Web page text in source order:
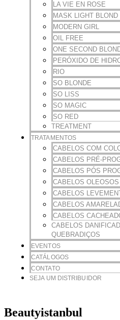
LA VIE EN ROSE
MASK LIGHT BLOND
MODERN GIRL
OIL FREE
ONE SECOND
PERÓXIDO DE
RIO
SO BLONDE
SO LISS
SO MAGIC
SO RED
TREATMENT
TRATAMENTOS
CABELOS COM
CABELOS PRÉ-
CABELOS PÓS
CABELOS
CABELOS
CABELOS
CABELOS
CABELOS
QUEBRADIÇOS
EVENTOS
CATÁLOGOS
CONTATO
SEJA UM DISTRIBUIDOR
Beautyistanbul